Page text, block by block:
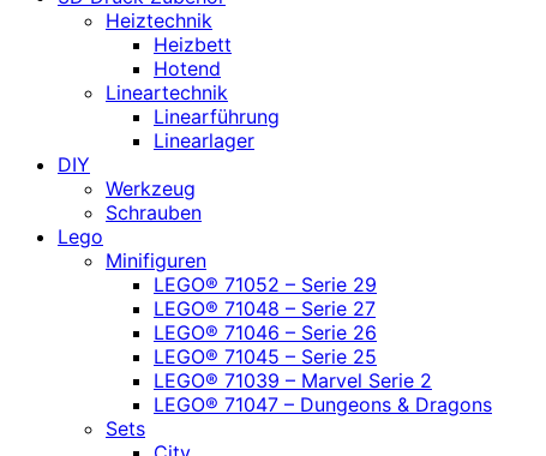
Heiztechnik
Heizbett
Hotend
Lineartechnik
Linearführung
Linearlager
DIY
Werkzeug
Schrauben
Lego
Minifiguren
LEGO® 71052 – Serie 29
LEGO® 71048 – Serie 27
LEGO® 71046 – Serie 26
LEGO® 71045 – Serie 25
LEGO® 71039 – Marvel Serie 2
LEGO® 71047 – Dungeons & Dragons
Sets